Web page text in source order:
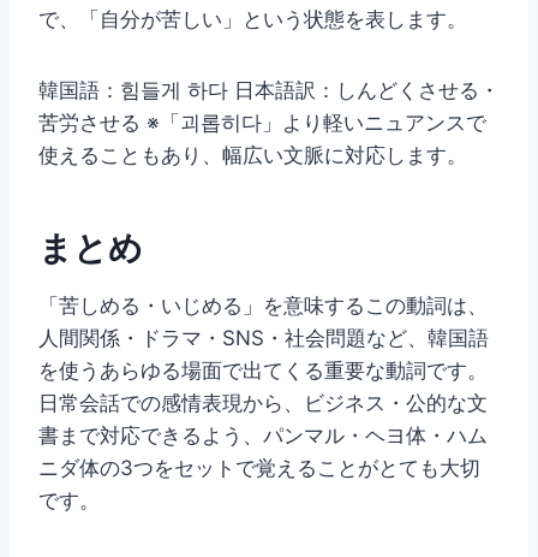
で、「自分が苦しい」という状態を表します。
韓国語：힘들게 하다 日本語訳：しんどくさせる・
苦労させる ※「괴롭히다」より軽いニュアンスで
使えることもあり、幅広い文脈に対応します。
まとめ
「苦しめる・いじめる」を意味するこの動詞は、
人間関係・ドラマ・SNS・社会問題など、韓国語
を使うあらゆる場面で出てくる重要な動詞です。
日常会話での感情表現から、ビジネス・公的な文
書まで対応できるよう、パンマル・ヘヨ体・ハム
ニダ体の3つをセットで覚えることがとても大切
です。